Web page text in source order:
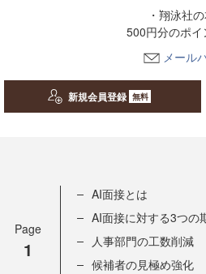
・翔泳社
500円分のポイ
メール
新規会員登録 無料
Page
1
AI面接とは
AI面接に対する3つの
人事部門の工数削減
候補者の見極め強化